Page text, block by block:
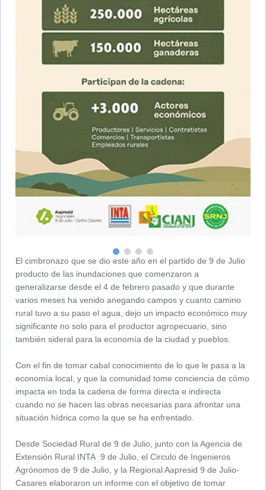
El cimbronazo que se dio este año en el partido de 9 de Julio
producto de las inundaciones que comenzaron a
generalizarse desde el 4 de febrero pasado y que durante
varios meses ha venido anegando campos y cuanto camino
rural tuvo a su paso el agua, dejo un impacto económico muy
significante no solo para el productor agropecuario, sino
también sideral para la economía de la ciudad y pueblos.
Con el fin de tomar cabal conocimiento de lo que le pasa a la
economía local, y que la comunidad tome conciencia de cómo
impacta en toda la cadena de forma directa e indirecta
cuando no se hacen las obras necesarias para afrontar una
situación hídrica como la que se ha enfrentado.
Desde Sociedad Rural de 9 de Julio, junto con la Agencia de
Extensión Rural INTA 9 de Julio, el Circulo de Ingenieros
Agrónomos de 9 de Julio, y la Regional Aapresid 9 de Julio-
Casares elaboraron un informe con el objetivo de tomar